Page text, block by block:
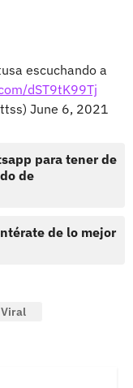
escuchando a
dST9tK99Tj
June 6, 2021
para tener de
de
de lo mejor
Viral